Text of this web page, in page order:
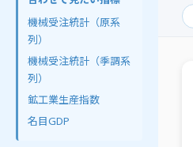
機械受注統計（原系
列）
機械受注統計（季調系
列）
鉱工業生産指数
名目GDP